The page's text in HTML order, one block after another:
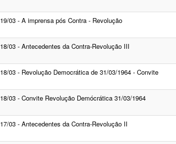
19/03 - A imprensa pós Contra - Revolução
18/03 - Antecedentes da Contra-Revolução III
18/03 - Revolução Democrática de 31/03/1964 - Convite
18/03 - Convite Revolução Demócrática 31/03/1964
17/03 - Antecedentes da Contra-Revolução II